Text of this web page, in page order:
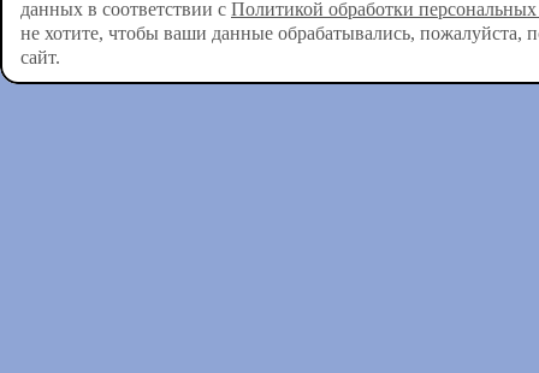
данных в соответствии с Политикой обработки
не хотите, чтобы ваши данные обрабатывались, пожалуйста,
сайт.